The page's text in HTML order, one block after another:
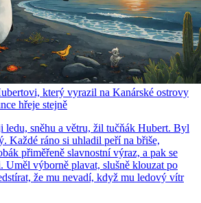
který vyrazil na Kanárské ostrovy
hřeje stejně
ledu, sněhu a větru, žil tučňák Hubert. Byl
Každé ráno si uhladil peří na břiše,
přiměřeně slavnostní výraz, a pak se
Uměl výborně plavat, slušně klouzat po
že mu nevadí, když mu ledový vítr